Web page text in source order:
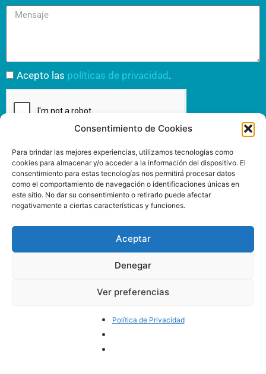
Consentimiento de Cookies
Para brindar las mejores experiencias, utilizamos tecnologías como
cookies para almacenar y/o acceder a la información del dispositivo. El
consentimiento para estas tecnologías nos permitirá procesar datos
como el comportamiento de navegación o identificaciones únicas en
este sitio. No dar su consentimiento o retirarlo puede afectar
negativamente a ciertas características y funciones.
Aceptar
Denegar
Ver preferencias
Política de Privacidad
Acepto las políticas de privacidad.
Enviar
INSPIRIT MUTUA
Aviso legal y política de cookies.